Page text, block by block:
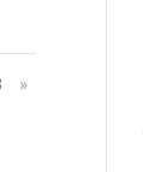
»